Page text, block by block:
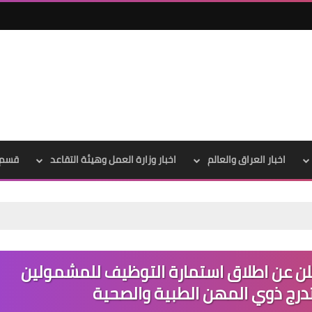
اخبار العراق والعالم اخبار وزارة العمل وهيئة التقاعد قسم
عن اطلاق استمارة التوظيف للمشمولين
تدرج ذوي المهن الطبية والصحية